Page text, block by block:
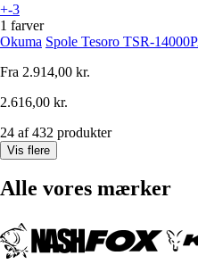
+-3
1 farver
Okuma Spole Tesoro TSR-
Fra 2.914,00 kr.
2.616,00 kr.
24 af 432 produkter
Vis flere
Alle vores mærker